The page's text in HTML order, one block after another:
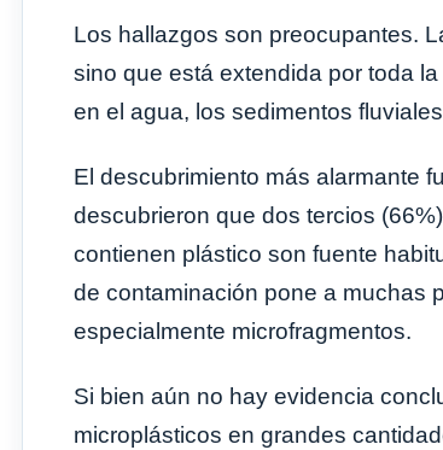
Los hallazgos son preocupantes.
sino que está extendida por toda
en el agua, los sedimentos
El descubrimiento más alarmante
descubrieron que dos tercios
contienen plástico son fuente
de contaminación pone a muchas
especialmente microfragmentos.
Si bien aún no hay evidencia
microplásticos en grandes